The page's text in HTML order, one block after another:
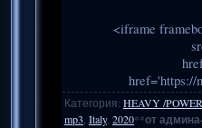
<iframe
Категория: HEAVY /
mp3 Italy, 2020**от